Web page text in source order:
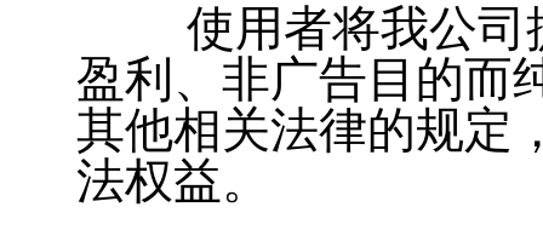
使用者将我公司提
盈利、非广告目的而
其他相关法律的规定
法权益。